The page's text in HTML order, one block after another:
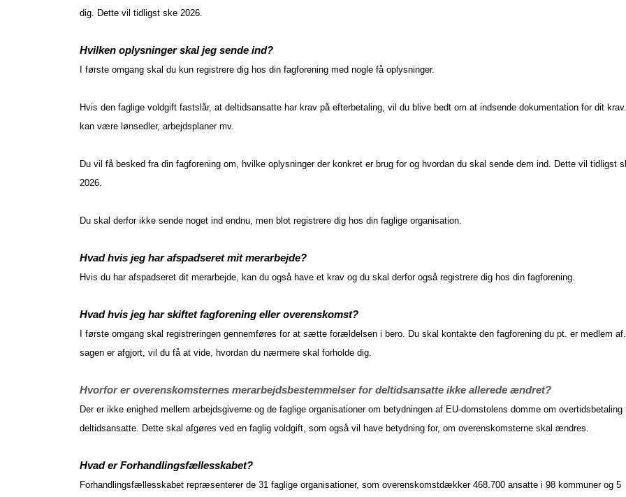
dig. Dette vil tidligst ske 2026.
Hvilken oplysninger skal jeg sende ind?
I første omgang skal du kun registrere dig hos din fagforening med nogle få oplysninger.
Hvis den faglige voldgift fastslår, at deltidsansatte har krav på efterbetaling, vil du blive bedt om at indsende dokumentation for dit
kan være lønsedler, arbejdsplaner mv.
Du vil få besked fra din fagforening om, hvilke oplysninger der konkret er brug for og hvordan du skal sende dem ind. Dette vil tidligst
2026.
Du skal derfor ikke sende noget ind endnu, men blot registrere dig hos din faglige organisation.
Hvad hvis jeg har afspadseret mit merarbejde?
Hvis du har afspadseret dit merarbejde, kan du også have et krav og du skal derfor også registrere dig hos din fagforening.
Hvad hvis jeg har skiftet fagforening eller overenskomst?
I første omgang skal registreringen gennemføres for at sætte forældelsen i bero. Du skal kontakte den fagforening du pt. er medlem
sagen er afgjort, vil du få at vide, hvordan du nærmere skal forholde dig.
Hvorfor er overenskomsternes merarbejdsbestemmelser for deltidsansatte ikke allerede ændret?
Der er ikke enighed mellem arbejdsgiverne og de faglige organisationer om betydningen af EU-domstolens domme om overtidsbetaling
deltidsansatte. Dette skal afgøres ved en faglig voldgift, som også vil have betydning for, om overenskomsterne skal ændres.
Hvad er Forhandlingsfællesskabet?
Forhandlingsfællesskabet repræsenterer de 31 faglige organisationer, som overenskomstdækker 468.700 ansatte i 98 kommuner og 5